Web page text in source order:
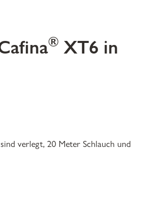
® XT6 in
verlegt, 20 Meter Schlauch und